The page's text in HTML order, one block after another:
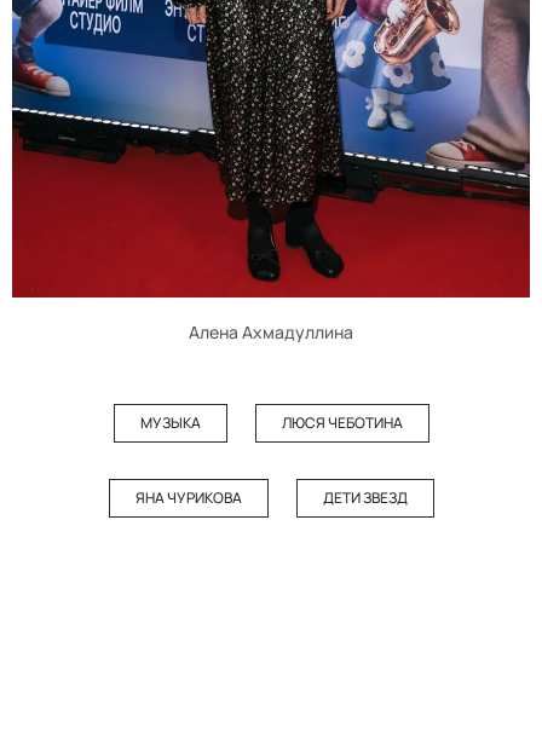
Алена Ахмадуллина
МУЗЫКА ЛЮСЯ ЧЕБОТИНА
ЯНА ЧУРИКОВА ДЕТИ ЗВЕЗД